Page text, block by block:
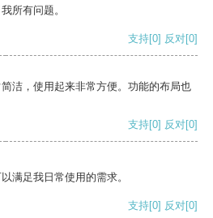
所有问题。
支持[0] 反对[0]
洁，使用起来非常方便。功能的布局也
支持[0] 反对[0]
满足我日常使用的需求。
支持[0] 反对[0]